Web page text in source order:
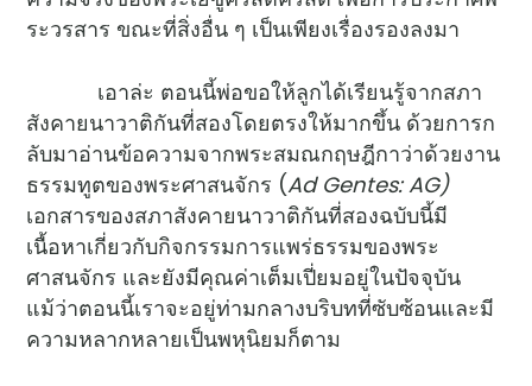
ระวรสาร ขณะที่สิ่งอื่น ๆ เป็นเพียงเรื่องรองลงมา
เอาล่ะ ตอนนี้พ่อขอให้ลูกได้เรียนรู้จากสภา
สังคายนาวาติกันที่สองโดยตรงให้มากขึ้น ด้วยการก
ลับมาอ่านข้อความจากพระสมณกฤษฎีกาว่าด้วยงาน
ธรรมทูตของพระศาสนจักร (Ad Gentes: AG)
เอกสารของสภาสังคายนาวาติกันที่สองฉบับนี้มี
เนื้อหาเกี่ยวกับกิจกรรมการแพร่ธรรมของพระ
ศาสนจักร และยังมีคุณค่าเต็มเปี่ยมอยู่ในปัจจุบัน
แม้ว่าตอนนี้เราจะอยู่ท่ามกลางบริบทที่ซับซ้อนและมี
ความหลากหลายเป็นพหุนิยมก็ตาม